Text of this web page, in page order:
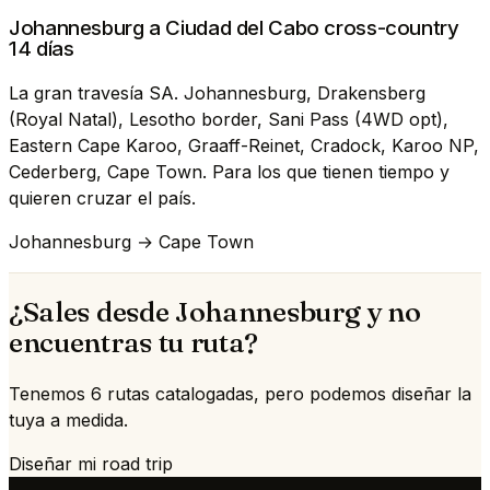
Johannesburg a Ciudad del Cabo cross-country
14 días
La gran travesía SA. Johannesburg, Drakensberg
(Royal Natal), Lesotho border, Sani Pass (4WD opt),
Eastern Cape Karoo, Graaff-Reinet, Cradock, Karoo NP,
Cederberg, Cape Town. Para los que tienen tiempo y
quieren cruzar el país.
Johannesburg → Cape Town
¿Sales desde Johannesburg y no
encuentras tu ruta?
Tenemos 6 rutas catalogadas, pero podemos diseñar la
tuya a medida.
Diseñar mi road trip